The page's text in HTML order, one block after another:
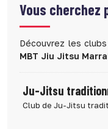
Vous cherchez
Découvrez les
MBT Jiu Jitsu
Ju-Jitsu
Club de Ju-Jitsu